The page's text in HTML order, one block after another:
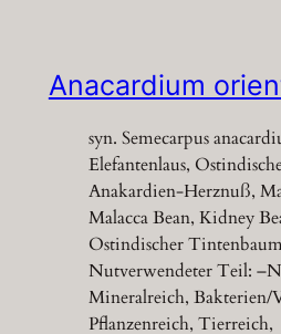
Anacardium
syn. Semecarpus
Elefantenlaus,
Anakardien-Herznuß,
Malacca Bean, Kidney
Ostindischer
Nutverwendeter Teil:
Mineralreich, Bakterien/
Pflanzenreich, Tierreich,